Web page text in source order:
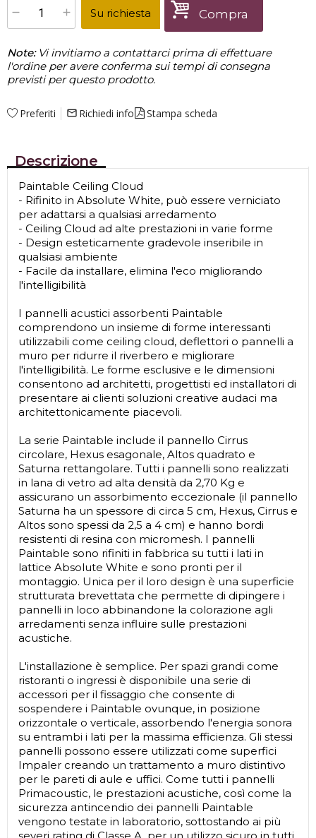
Su richiesta Compra
Note: Vi invitiamo a contattarci prima di effettuare
l'ordine per avere conferma sui tempi di consegna
previsti per questo prodotto.
Preferiti mail_outline Richiedi info Stampa scheda
Descrizione
Paintable Ceiling Cloud
- Rifinito in Absolute White, può essere verniciato
per adattarsi a qualsiasi arredamento
- Ceiling Cloud ad alte prestazioni in varie forme
- Design esteticamente gradevole inseribile in
qualsiasi ambiente
- Facile da installare, elimina l'eco migliorando
l'intelligibilità
I pannelli acustici assorbenti Paintable
comprendono un insieme di forme interessanti
utilizzabili come ceiling cloud, deflettori o pannelli a
muro per ridurre il riverbero e migliorare
l'intelligibilità. Le forme esclusive e le dimensioni
consentono ad architetti, progettisti ed installatori di
presentare ai clienti soluzioni creative audaci ma
architettonicamente piacevoli.
La serie Paintable include il pannello Cirrus
circolare, Hexus esagonale, Altos quadrato e
Saturna rettangolare. Tutti i pannelli sono realizzati
in lana di vetro ad alta densità da 2,70 Kg e
assicurano un assorbimento eccezionale (il pannello
Saturna ha un spessore di circa 5 cm, Hexus, Cirrus e
Altos sono spessi da 2,5 a 4 cm) e hanno bordi
resistenti di resina con micromesh. I pannelli
Paintable sono rifiniti in fabbrica su tutti i lati in
lattice Absolute White e sono pronti per il
montaggio. Unica per il loro design è una superficie
strutturata brevettata che permette di dipingere i
pannelli in loco abbinandone la colorazione agli
arredamenti senza influire sulle prestazioni
acustiche.
L'installazione è semplice. Per spazi grandi come
ristoranti o ingressi è disponibile una serie di
accessori per il fissaggio che consente di
sospendere i Paintable ovunque, in posizione
orizzontale o verticale, assorbendo l'energia sonora
su entrambi i lati per la massima efficienza. Gli stessi
pannelli possono essere utilizzati come superfici
Impaler creando un trattamento a muro distintivo
per le pareti di aule e uffici. Come tutti i pannelli
Primacoustic, le prestazioni acustiche, così come la
sicurezza antincendio dei pannelli Paintable
vengono testate in laboratorio, sottostando ai più